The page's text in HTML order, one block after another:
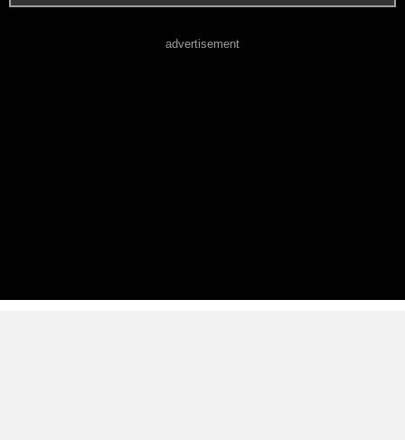
advertisement